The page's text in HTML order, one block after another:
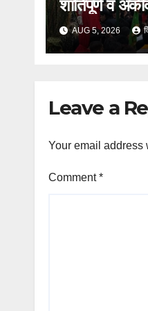
शांतिपूर्ण व
संपन्न,
AUG 5, 2026
Leave a
Your email address
Comment*